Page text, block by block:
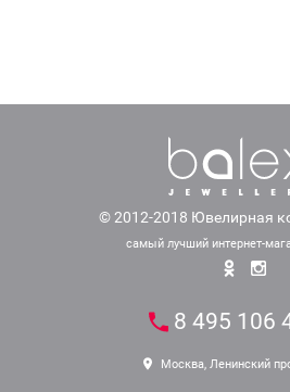
© 2012-2018 Ювелирная
самый лучший интернет-
8 495 106
Москва, Ленинский